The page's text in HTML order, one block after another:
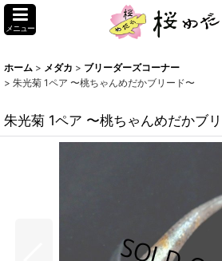
メニュー
ホーム > メダカ > ブリーダーズコーナー
> 朱光菊 1ペア 〜桃ちゃんめだかブリード〜
朱光菊 1ペア 〜桃ちゃんめだかブ